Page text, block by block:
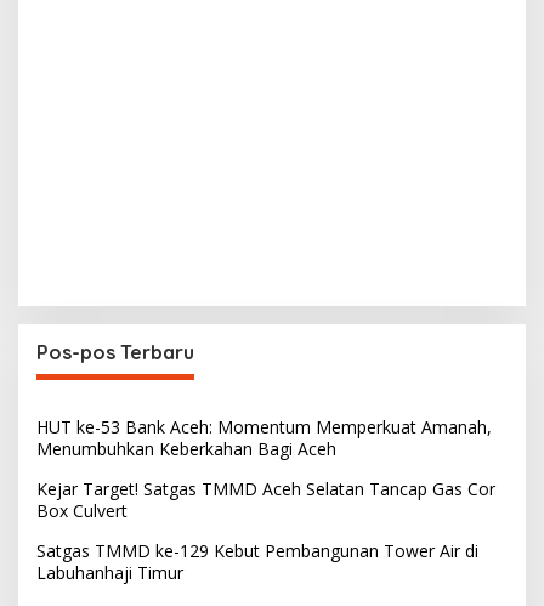
Pos-pos Terbaru
HUT ke-53 Bank Aceh: Momentum Memperkuat Amanah,
Menumbuhkan Keberkahan Bagi Aceh
Kejar Target! Satgas TMMD Aceh Selatan Tancap Gas Cor
Box Culvert
Satgas TMMD ke-129 Kebut Pembangunan Tower Air di
Labuhanhaji Timur